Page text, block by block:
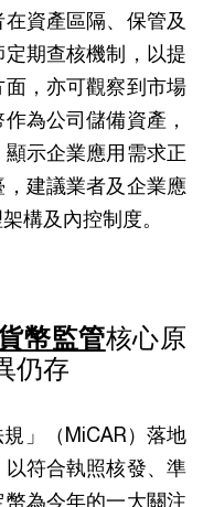
資產區隔、保管及
期查核機制，以提
，亦可觀察到市場
為公司儲備資產，
示企業應用需求正
建議業者及企業應
構及內控制度。
幣監管核心原
仍存
」（MiCAR）落地
符合執照核發、準
為今年的一大關注